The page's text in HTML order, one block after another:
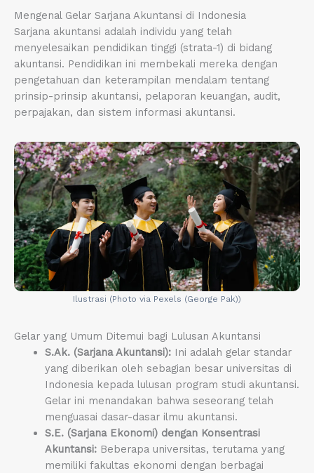
Mengenal Gelar Sarjana Akuntansi di Indonesia
Sarjana akuntansi adalah individu yang telah
menyelesaikan pendidikan tinggi (strata-1) di bidang
akuntansi. Pendidikan ini membekali mereka dengan
pengetahuan dan keterampilan mendalam tentang
prinsip-prinsip akuntansi, pelaporan keuangan, audit,
perpajakan, dan sistem informasi akuntansi.
Ilustrasi (Photo via Pexels (George Pak))
Gelar yang Umum Ditemui bagi Lulusan Akuntansi
S.Ak. (Sarjana Akuntansi):Ini adalah gelar standar
yang diberikan oleh sebagian besar universitas di
Indonesia kepada lulusan program studi akuntansi.
Gelar ini menandakan bahwa seseorang telah
menguasai dasar-dasar ilmu akuntansi.
S.E. (Sarjana Ekonomi) dengan Konsentrasi
Akuntansi:Beberapa universitas, terutama yang
memiliki fakultas ekonomi dengan berbagai